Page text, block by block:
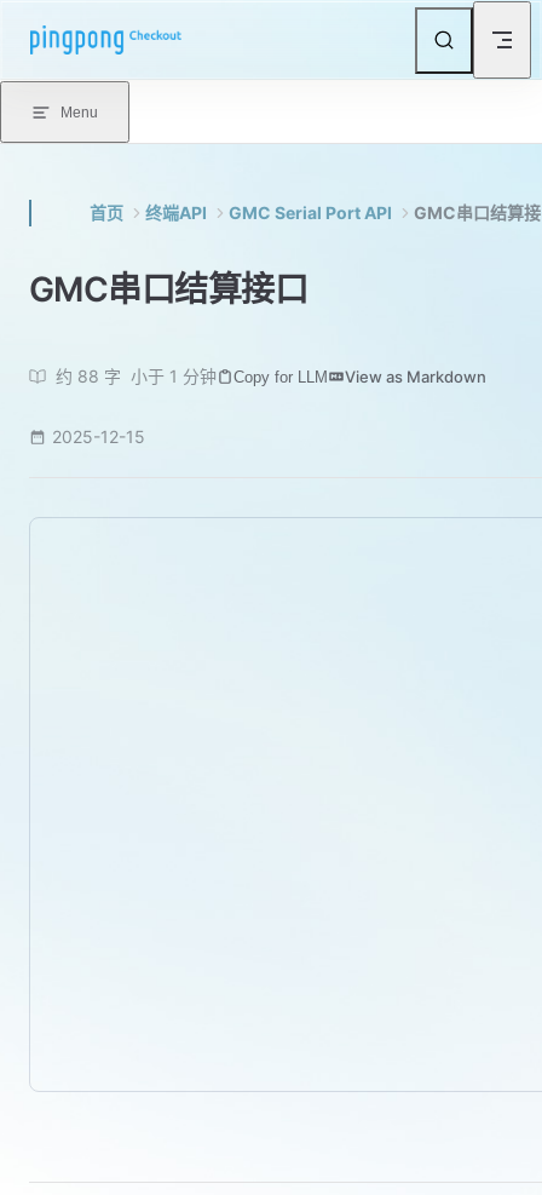
Skip to content
Menu
首页 终端API GMC Serial Port API GMC串口结算
GMC串口结算接口
约 88 字 小于 1 分钟 Copy for LLM View as Markdown
2025-12-15